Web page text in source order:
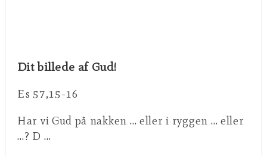
Dit billede af Gud!
Es 57,15-16
Har vi Gud på nakken … eller i ryggen … eller
…? D …